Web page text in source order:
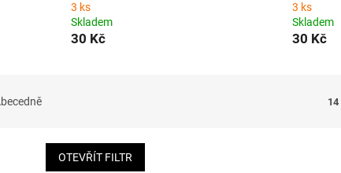
3 ks
Skladem
30 Kč
3 ks
Skladem
30 Kč
14
OTEVŘÍT FILTR